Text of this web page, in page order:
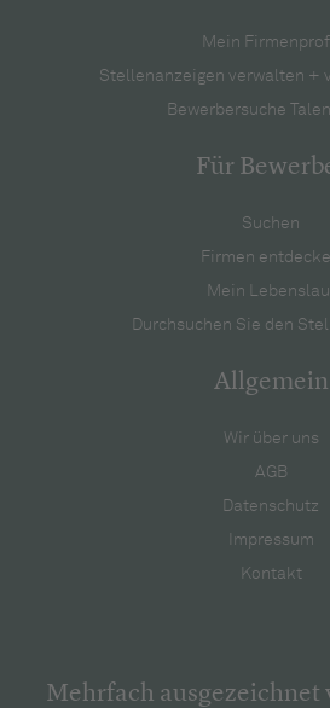
Mein
Stellenanzeigen verwalten +
Bewerbersuche
Für
Suchen
Firmen
Mein
Durchsuchen Sie den
Allgemein
Wir über uns
AGB
Datenschutz
Impressum
Kontakt
Mehrfach ausgezeichnet